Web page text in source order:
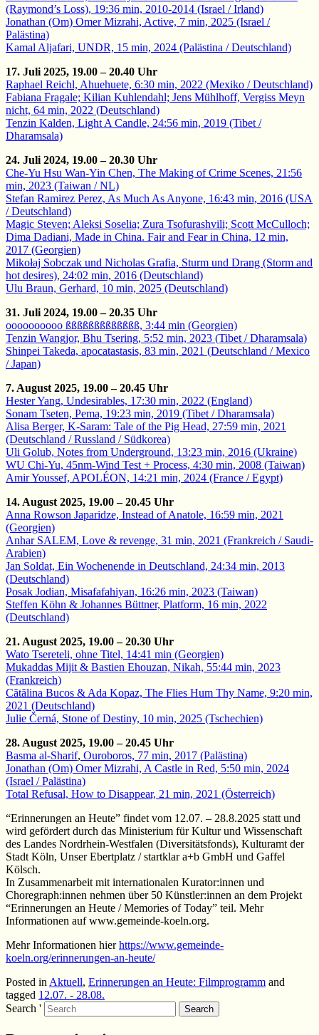
(Raymond’s Loss), 19:36 min, 2010-2014 (Israel / Irland)
Jonathan (Om) Omer Mizrahi, Active, 7 min, 2025 (Israel /
Palästina)
Kamal Aljafari, UNDR, 15 min, 2024 (Palästina / Deutschland)
17. Juli 2025, 19.00 – 20.40 Uhr
Raphael Reichl, Ahuehuete, 6:30 min, 2022 (Mexiko / Deutschland)
Fabiana Fragale; Kilian Kuhlendahl; Jens Mühlhoff, Vergiss Meyn
nicht, 64 min, 2022 (Deutschland)
Tenzin Kalden, Light A Candle, 24:56 min, 2019 (Tibet /
Dharamsala)
24. Juli 2024, 19.00 – 20.30 Uhr
Che-Yu Hsu Wan-Yin Chen, The Making of Crime Scenes, 21:56
min, 2023 (Taiwan / NL)
Stefan Ramirez Perez, As Much As Anyone, 16:43 min, 2016 (USA
/ Deutschland)
Magic Steven; Aleksi Soselia; Zura Tsofurashvili; Scott McCulloch;
Dima Dadiani, Made in China. Fair and Fear in China, 12 min,
2017 (Georgien)
Mikołaj Sobczak und Nicholas Grafia, Sturm und Drang (Storm and
hot desires), 24:02 min, 2016 (Deutschland)
Ulu Braun, Gerhard, 10 min, 2025 (Deutschland)
31. Juli 2024, 19.00 – 20.35 Uhr
oooooooooo ßßßßßßßßßßßßß, 3:44 min (Georgien)
Tenzin Wangjor, Bhu Tsering, 5:52 min, 2023 (Tibet / Dharamsala)
Shinpei Takeda, apocatastasis, 83 min, 2021 (Deutschland / Mexico
/ Japan)
7. August 2025, 19.00 – 20.45 Uhr
Hester Yang, Undesirables, 17:30 min, 2022 (England)
Sonam Tseten, Pema, 19:23 min, 2019 (Tibet / Dharamsala)
Alisa Berger, K-Saram: Tale of the Pig Head, 27:59 min, 2021
(Deutschland / Russland / Südkorea)
Uli Golub, Notes from Underground, 13:23 min, 2016 (Ukraine)
WU Chi-Yu, 45nm-Wind Test + Process, 4:30 min, 2008 (Taiwan)
Amir Youssef, APOLÉON, 14:21 min, 2024 (France / Egypt)
14. August 2025, 19.00 – 20.45 Uhr
Anna Rowson Japaridze, Instead of Anatole, 16:59 min, 2021
(Georgien)
Anhar SALEM, Love & revenge, 31 min, 2021 (Frankreich / Saudi-
Arabien)
Jan Soldat, Ein Wochenende in Deutschland, 24:34 min, 2013
(Deutschland)
Posak Jodian, Misafafahiyan, 16:26 min, 2023 (Taiwan)
Steffen Köhn & Johannes Büttner, Platform, 16 min, 2022
(Deutschland)
21. August 2025, 19.00 – 20.30 Uhr
Wato Tsereteli, ohne Titel, 14:41 min (Georgien)
Mukaddas Mijit & Bastien Ehouzan, Nikah, 55:44 min, 2023
(Frankreich)
Cătălina Bucos & Ada Kopaz, The Flies Hum Thy Name, 9:20 min,
2021 (Deutschland)
Julie Černá, Stone of Destiny, 10 min, 2025 (Tschechien)
28. August 2025, 19.00 – 20.45 Uhr
Basma al-Sharif, Ouroboros, 77 min, 2017 (Palästina)
Jonathan (Om) Omer Mizrahi, A Castle in Red, 5:50 min, 2024
(Israel / Palästina)
Total Refusal, How to Disappear, 21 min, 2021 (Österreich)
“Erinnerungen an Heute” findet vom 12.07. – 28.8.2025 statt und
wird gefördert durch das Ministerium für Kultur und Wissenschaft
des Landes Nordrhein-Westfalen (Diversitätsfonds), Kulturamt der
Stadt Köln, Unser Ebertplatz / startklar a+b GmbH und Gaffel
Kölsch.
In Zusammenarbeit mit internationalen Kurator:innen und
Choregraph:innen nehmen über 50 Künstler:innen an dem Projekt
“Erinnerungen an Heute / Memories of Today” teil. Mehr
Informationen auf www.gemeinde-koeln.org.
Mehr Informationen hierhttps://www.gemeinde-
koeln.org/erinnerungen-an-heute/
Posted in Aktuell, Erinnerungen an Heute: Filmprogramm and
tagged 12.07. - 28.08.
Search '
Search